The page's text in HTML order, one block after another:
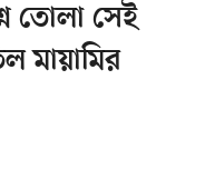
তোলা সেই
মায়ামির